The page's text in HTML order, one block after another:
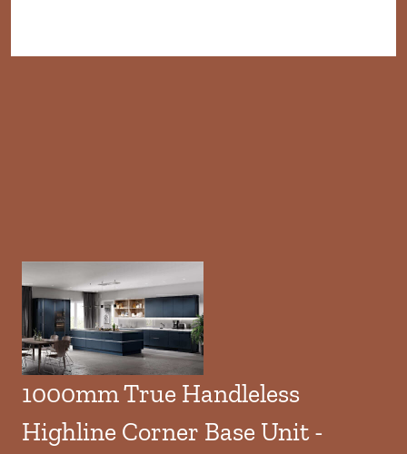
1000mm True Handleless
Highline Corner Base Unit -